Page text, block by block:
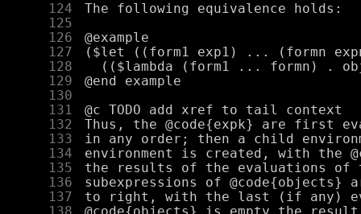
    124
    125
    126
    127
    128
    129
    130
    131
    132
    133
    134
    135
    136
    137